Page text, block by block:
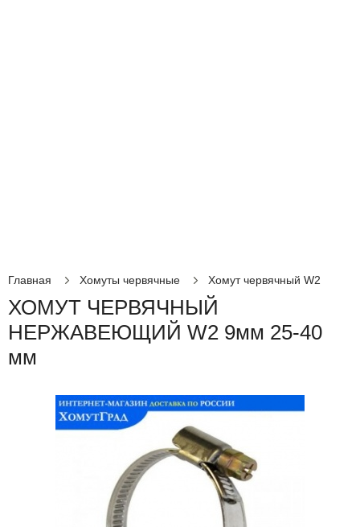
Главная Хомуты червячные Хомут червячный W2
ХОМУТ ЧЕРВЯЧНЫЙ
НЕРЖАВЕЮЩИЙ W2 9мм 25-40
мм